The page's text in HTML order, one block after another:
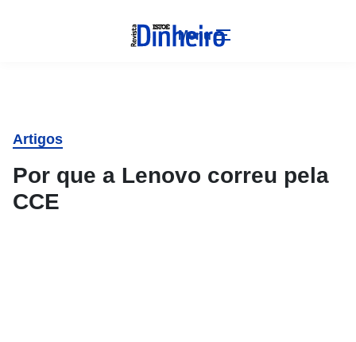
Menu
Artigos
Por que a Lenovo correu pela
CCE